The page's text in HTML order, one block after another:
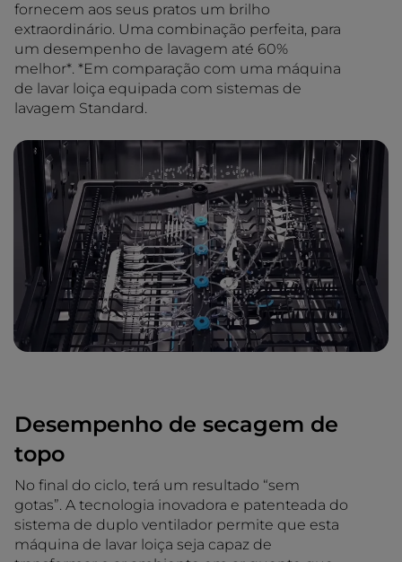
fornecem aos seus pratos um brilho
extraordinário. Uma combinação perfeita, para
um desempenho de lavagem até 60%
melhor*. *Em comparação com uma máquina
de lavar loiça equipada com sistemas de
lavagem Standard.
Desempenho de secagem de
topo
No final do ciclo, terá um resultado “sem
gotas”. A tecnologia inovadora e patenteada do
sistema de duplo ventilador permite que esta
máquina de lavar loiça seja capaz de